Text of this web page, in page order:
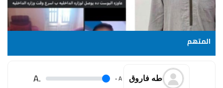
المتهم
طه فاروق A
.
.A